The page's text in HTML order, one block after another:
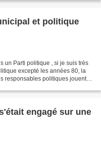
et politique
un Parti politique , si je suis très
excepté les années 80, la
responsables politiques jouent
engagé sur une